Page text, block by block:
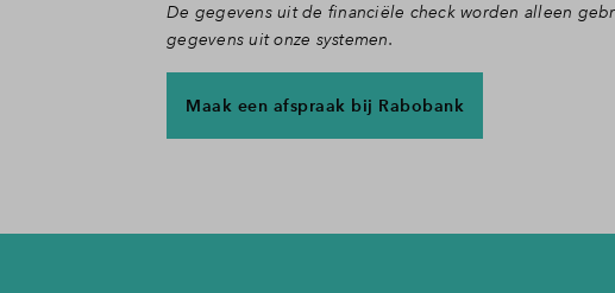
De gegevens uit de financiële check worden alleen
gegevens uit onze systemen.
Maak een afspraak bij Rabobank